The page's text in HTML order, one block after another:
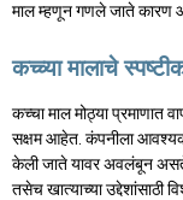
माल म्हणून गणले जाते कारण
कच्च्या मालाचे
कच्चा माल मोठ्या प्रमाणात
सक्षम आहेत. कंपनीला आवश्यक
केली जाते यावर अवलंबून असते.
तसेच खात्याच्या